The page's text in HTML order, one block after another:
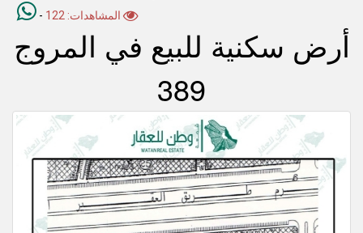
-
أرض سكنية للبيع في المروج
389